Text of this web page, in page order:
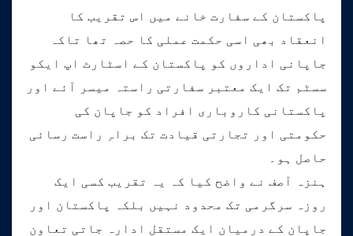
پاکستان کے سفارت خانے میں اس تقریب کا
انعقاد بھی اسی حکمت عملی کا حصہ تھا تاکہ
جاپانی اداروں کو پاکستان کے اسٹارٹ اپ ایکو
سسٹم تک ایک معتبر سفارتی راستہ میسر آئے اور
پاکستانی کاروباری افراد کو جاپان کی
حکومتی اور تجارتی قیادت تک براہِ راست رسائی
حاصل ہو۔
ہنزہ آصف نے واضح کیا کہ یہ تقریب کسی ایک
روزہ سرگرمی تک محدود نہیں بلکہ پاکستان اور
جاپان کے درمیان ایک مستقل ادارہ جاتی تعاون